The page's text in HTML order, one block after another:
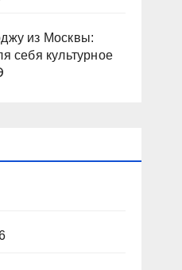
из Москвы:
себя культурное